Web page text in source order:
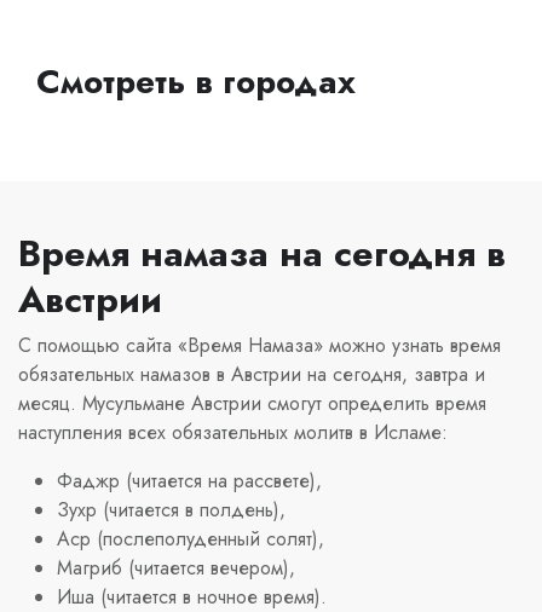
Смотреть в городах
Время намаза на сегодня в
Австрии
С помощью сайта «Время Намаза» можно узнать время
обязательных намазов в Австрии на сегодня, завтра и
месяц. Мусульмане Австрии смогут определить время
наступления всех обязательных молитв в Исламе:
Фаджр (читается на рассвете),
Зухр (читается в полдень),
Аср (послеполуденный солят),
Магриб (читается вечером),
Иша (читается в ночное время).